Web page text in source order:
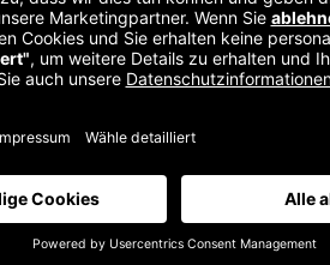
Dies war